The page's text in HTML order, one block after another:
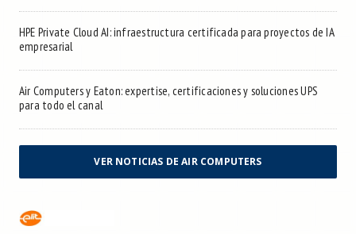
HPE Private Cloud AI: infraestructura certificada para proyectos de IA
empresarial
Air Computers y Eaton: expertise, certificaciones y soluciones UPS
para todo el canal
VER NOTICIAS DE AIR COMPUTERS